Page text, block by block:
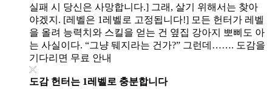
실패 시 당신은 사망합니다.] 그래, 살기 위해서는 찾아
야겠지. [레벨은 1레벨로 고정됩니다!] 모든 헌터가 레벨
을 올려 능력치와 스킬을 얻는 건 옆집 강아지 뽀삐도 아
는 사실이다. “그냥 뒈지라는 건가?” 그런데……. 도감을
기다리면 무료 안내
도감 헌터는 1레벨로 충분합니다